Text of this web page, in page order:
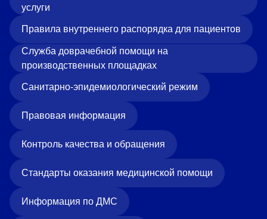
+7 (4742) 55-55-43
Санаторий-профилакторий
«Парус»
399000, г. Липецк, Плехановское лесничество,
Ленинский лесхоз, квартал 67
Понедельник — четверг
08:00–16:45
перерыв 12:00–12:30
Пятница
08:00–15:45
Администратор
+7 (4742) 72-73-31
услуги
Правила внутреннего распорядка для пациентов
Служба доврачебной помощи на
производственных площадках
Санитарно-эпидемиологический режим
Правовая информация
Контроль качества и обращения
Стандарты оказания медицинской помощи
Информация по ДМС